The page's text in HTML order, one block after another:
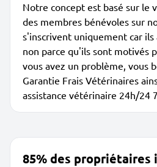
Notre concept est basé sur le
des membres bénévoles sur
s'inscrivent uniquement car
non parce qu'ils sont motivés
vous avez un problème, vous
Garantie Frais Vétérinaires
assistance vétérinaire 24h/24
85% des propriétaires